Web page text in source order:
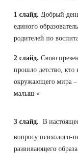
1 слайд. Добрый
единого
родителей по
2 слайд. Свою
прошло детство, кто
окружающего мира –
малыш »
3 слайд. В
вопросу психолого-
развивающего